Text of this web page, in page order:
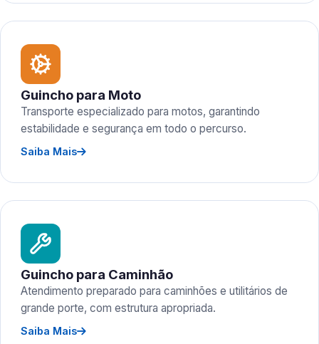
Guincho para Moto
Transporte especializado para motos, garantindo
estabilidade e segurança em todo o percurso.
Saiba Mais
Guincho para Caminhão
Atendimento preparado para caminhões e utilitários de
grande porte, com estrutura apropriada.
Saiba Mais